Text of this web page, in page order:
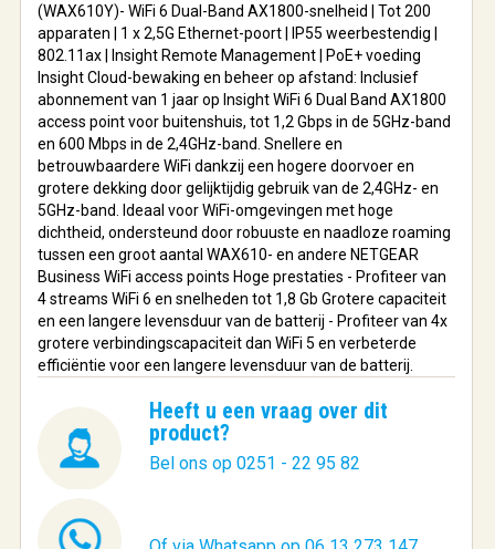
(WAX610Y)- WiFi 6 Dual-Band AX1800-snelheid | Tot 200
apparaten | 1 x 2,5G Ethernet-poort | IP55 weerbestendig |
802.11ax | Insight Remote Management | PoE+ voeding
Insight Cloud-bewaking en beheer op afstand: Inclusief
abonnement van 1 jaar op Insight WiFi 6 Dual Band AX1800
access point voor buitenshuis, tot 1,2 Gbps in de 5GHz-band
en 600 Mbps in de 2,4GHz-band. Snellere en
betrouwbaardere WiFi dankzij een hogere doorvoer en
grotere dekking door gelijktijdig gebruik van de 2,4GHz- en
5GHz-band. Ideaal voor WiFi-omgevingen met hoge
dichtheid, ondersteund door robuuste en naadloze roaming
tussen een groot aantal WAX610- en andere NETGEAR
Business WiFi access points Hoge prestaties - Profiteer van
4 streams WiFi 6 en snelheden tot 1,8 Gb Grotere capaciteit
en een langere levensduur van de batterij - Profiteer van 4x
grotere verbindingscapaciteit dan WiFi 5 en verbeterde
efficiëntie voor een langere levensduur van de batterij.
Heeft u een vraag over dit
product?
Bel ons op 0251 - 22 95 82